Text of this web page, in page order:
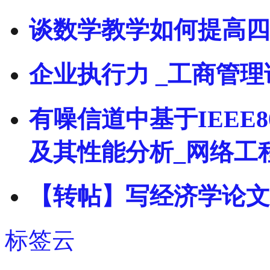
谈数学教学如何提高
企业执行力 _工商管
有噪信道中基于
及其性能分析_网络工
【转帖】写经济学论
标签云